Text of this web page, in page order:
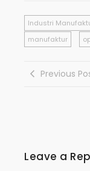
Industri
manufaktur
Previous
Leave a